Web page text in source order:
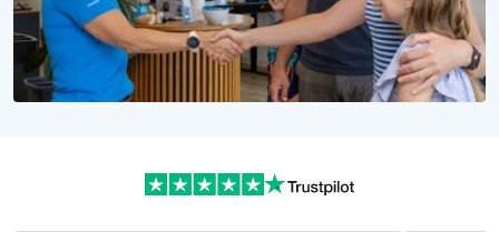
Læs mere om Esmark og vores historie